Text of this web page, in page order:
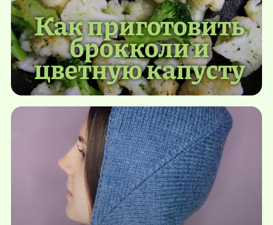
Как приготовить
брокколи и
цветную капусту